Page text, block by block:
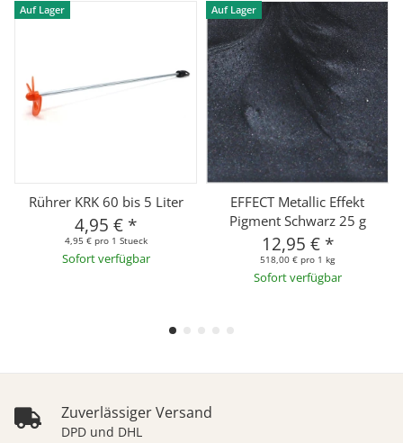
Auf Lager
Rührer KRK 60 bis 5 Liter
4,95 € *
4,95 € pro 1 Stueck
Sofort verfügbar
Auf Lager
EFFECT Metallic Effekt
Pigment Schwarz 25 g
12,95 € *
518,00 € pro 1 kg
Sofort verfügbar
Zuverlässiger Versand
DPD und DHL